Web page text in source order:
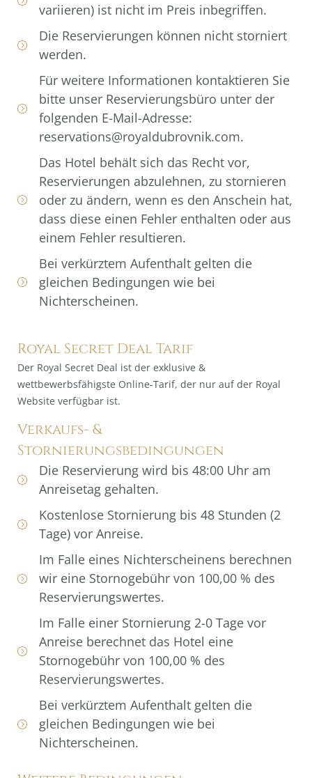
variieren) ist nicht im Preis inbegriffen.
Die Reservierungen können nicht storniert
werden.
Für weitere Informationen kontaktieren Sie
bitte unser Reservierungsbüro unter der
folgenden E-Mail-Adresse:
reservations@royaldubrovnik.com.
Das Hotel behält sich das Recht vor,
Reservierungen abzulehnen, zu stornieren
oder zu ändern, wenn es den Anschein hat,
dass diese einen Fehler enthalten oder aus
einem Fehler resultieren.
Bei verkürztem Aufenthalt gelten die
gleichen Bedingungen wie bei
Nichterscheinen.
Royal Secret Deal Tarif
Der Royal Secret Deal ist der exklusive &
wettbewerbsfähigste Online-Tarif, der nur auf der Royal
Website verfügbar ist.
Verkaufs- &
Stornierungsbedingungen
Die Reservierung wird bis 48:00 Uhr am
Anreisetag gehalten.
Kostenlose Stornierung bis 48 Stunden (2
Tage) vor Anreise.
Im Falle eines Nichterscheinens berechnen
wir eine Stornogebühr von 100,00 % des
Reservierungswertes.
Im Falle einer Stornierung 2-0 Tage vor
Anreise berechnet das Hotel eine
Stornogebühr von 100,00 % des
Reservierungswertes.
Bei verkürztem Aufenthalt gelten die
gleichen Bedingungen wie bei
Nichterscheinen.